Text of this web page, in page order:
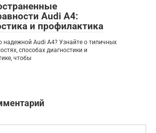
Audi A4:
и профилактика
надежной Audi A4? Узнайте о типичных
способах диагностики и
чтобы